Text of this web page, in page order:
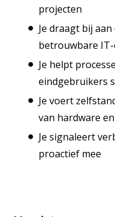
projecten
Je draagt bij
betrouwbare
Je helpt
eindgebruikers
Je voert
van hardware
Je signaleert
proactief mee